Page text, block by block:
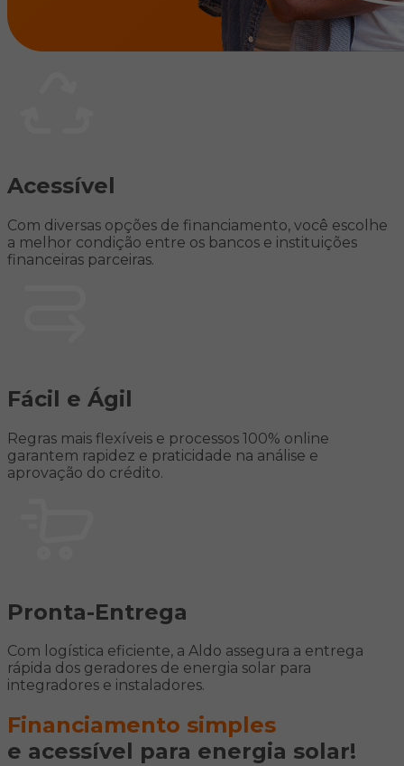
Acessível
Com diversas opções de financiamento, você escolhe
a melhor condição entre os bancos e instituições
financeiras parceiras.
Fácil e Ágil
Regras mais flexíveis e processos 100% online
garantem rapidez e praticidade na análise e
aprovação do crédito.
Pronta-Entrega
Com logística eficiente, a Aldo assegura a entrega
rápida dos geradores de energia solar para
integradores e instaladores.
Financiamento simples
e acessível para energia solar!